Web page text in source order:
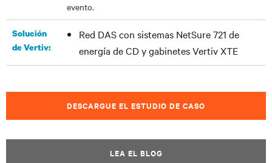
evento.
Solución
de Vertiv:
Red DAS con sistemas NetSure 721 de
energía de CD y gabinetes Vertiv XTE
DESCARGUE EL ESTUDIO DE CASO
LEA EL BLOG